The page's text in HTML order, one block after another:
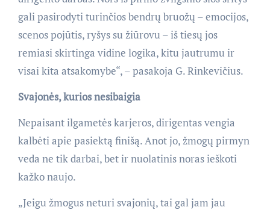
gali pasirodyti turinčios bendrų bruožų – emocijos,
scenos pojūtis, ryšys su žiūrovu – iš tiesų jos
remiasi skirtinga vidine logika, kitu jautrumu ir
visai kita atsakomybe“, – pasakoja G. Rinkevičius.
Svajonės, kurios nesibaigia
Nepaisant ilgametės karjeros, dirigentas vengia
kalbėti apie pasiektą finišą. Anot jo, žmogų pirmyn
veda ne tik darbai, bet ir nuolatinis noras ieškoti
kažko naujo.
„Jeigu žmogus neturi svajonių, tai gal jam jau